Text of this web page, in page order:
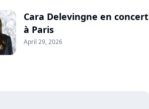
Cara Delevingne en concert
à Paris
April 29, 2026